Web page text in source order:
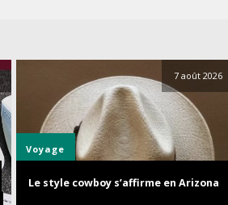
7 août 2026
Voyage
Le style cowboy s’affirme en Arizona